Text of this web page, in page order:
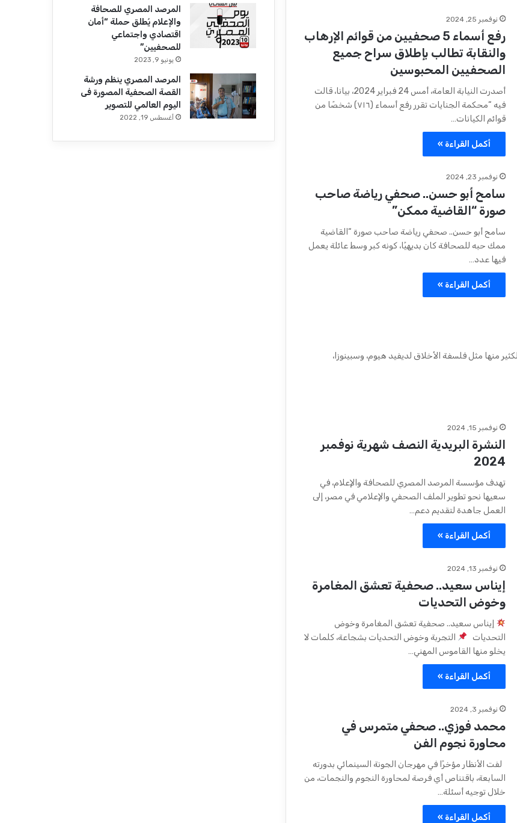
نوفمبر 25, 2024
رفع أسماء 5 صحفيين من قوائم الإرهاب
والنقابة تطالب بإطلاق سراح جميع
الصحفيين المحبوسين
أصدرت النيابة العامة، أمس 24 فبراير 2024، بيانا، قالت
فيه “محكمة الجنايات تقرر رفع أسماء (٧١٦) شخصًا من
قوائم الكيانات…
أكمل القراءة »
نوفمبر 23, 2024
سامح أبو حسن.. صحفي رياضة صاحب
صورة “القاضية ممكن”
سامح أبو حسن.. صحفي رياضة صاحب صورة “القاضية
ممك حبه للصحافة كان بديهيًا، كونه كبر وسط عائلة يعمل
فيها عدد…
أكمل القراءة »
منها مثل فلسفة الأخلاق لديفيد هيوم، وسبينوزا،
نوفمبر 15, 2024
النشرة البريدية النصف شهرية نوفمبر
2024
تهدف مؤسسة المرصد المصري للصحافة والإعلام، في
سعيها نحو تطوير الملف الصحفي والإعلامي في مصر، إلى
العمل جاهدة لتقديم دعم…
أكمل القراءة »
نوفمبر 13, 2024
إيناس سعيد.. صحفية تعشق المغامرة
وخوض التحديات
إيناس سعيد.. صحفية تعشق المغامرة وخوض
التحديات
التجربة وخوض التحديات بشجاعة، كلمات لا
يخلو منها القاموس المهني…
أكمل القراءة »
نوفمبر 3, 2024
محمد فوزي.. صحفي متمرس في
محاورة نجوم الفن
لفت الأنظار مؤخرًا في مهرجان الجونة السينمائي بدورته
السابعة، باقتناص أي فرصة لمحاورة النجوم والنجمات، من
خلال توجيه أسئلة…
أكمل القراءة »
المرصد المصري للصحافة
والإعلام يُطلق حملة “أمان
اقتصادي واجتماعي
للصحفيين”
يونيو 9, 2023
المرصد المصري ينظم ورشة
القصة الصحفية المصورة فى
اليوم العالمي للتصوير
أغسطس 19, 2022